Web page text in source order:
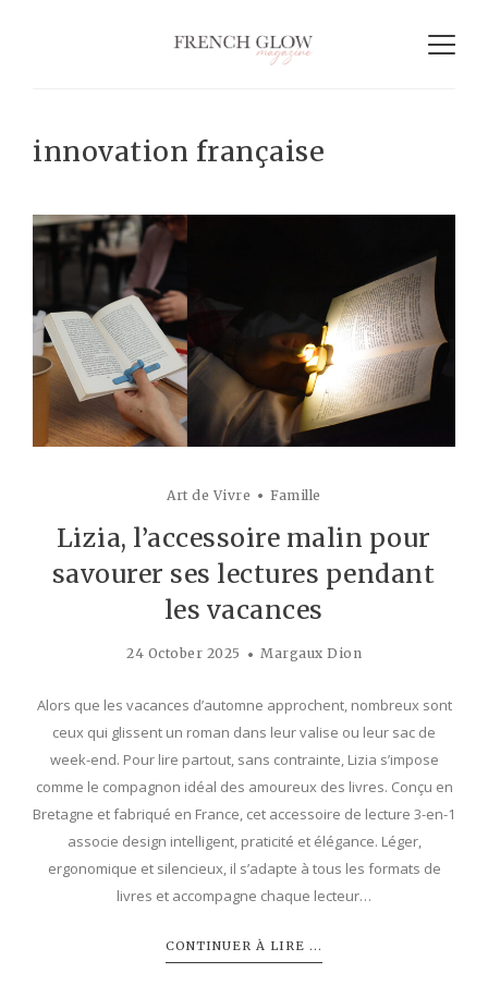
innovation française
Art de Vivre Famille
Lizia, l’accessoire malin pour
savourer ses lectures pendant
les vacances
24 October 2025 Margaux Dion
Alors que les vacances d’automne approchent, nombreux sont
ceux qui glissent un roman dans leur valise ou leur sac de
week-end. Pour lire partout, sans contrainte, Lizia s’impose
comme le compagnon idéal des amoureux des livres. Conçu en
Bretagne et fabriqué en France, cet accessoire de lecture 3-en-1
associe design intelligent, praticité et élégance. Léger,
ergonomique et silencieux, il s’adapte à tous les formats de
livres et accompagne chaque lecteur…
CONTINUER À LIRE ...